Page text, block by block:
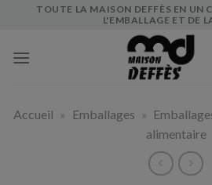
TOUTE LA MAISON DEFFÈS EN UN
L'EMBALLAGE ET DE
Accueil » Emballages »
alimentaire